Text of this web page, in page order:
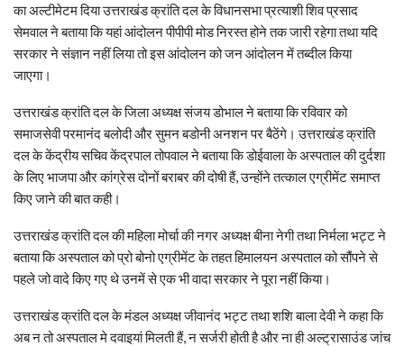
का अल्टीमेटम दिया उत्तराखंड क्रांति दल के विधानसभा प्रत्याशी शिव प्रसाद
सेमवाल ने बताया कि यहां आंदोलन पीपीपी मोड निरस्त होने तक जारी रहेगा तथा यदि
सरकार ने संज्ञान नहीं लिया तो इस आंदोलन को जन आंदोलन में तब्दील किया
जाएगा।
उत्तराखंड क्रांति दल के जिला अध्यक्ष संजय डोभाल ने बताया कि रविवार को
समाजसेवी परमानंद बलोदी और सुमन बडोनी अनशन पर बैठेंगे। उत्तराखंड क्रांति
दल के केंद्रीय सचिव केंद्रपाल तोपवाल ने बताया कि डोईवाला के अस्पताल की दुर्दशा
के लिए भाजपा और कांग्रेस दोनों बराबर की दोषी हैं, उन्होंने तत्काल एग्रीमेंट समाप्त
किए जाने की बात कही।
उत्तराखंड क्रांति दल की महिला मोर्चा की नगर अध्यक्ष बीना नेगी तथा निर्मला भट्ट ने
बताया कि अस्पताल को प्रो बोनो एग्रीमेंट के तहत हिमालयन अस्पताल को सौंपने से
पहले जो वादे किए गए थे उनमें से एक भी वादा सरकार ने पूरा नहीं किया।
उत्तराखंड क्रांति दल के मंडल अध्यक्ष जीवानंद भट्ट तथा शशि बाला देवी ने कहा कि
अब न तो अस्पताल मे दवाइयां मिलती हैं, न सर्जरी होती है और ना ही अल्ट्रासाउंड जांच